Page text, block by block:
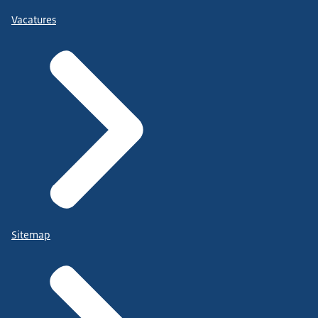
Vacatures
Sitemap